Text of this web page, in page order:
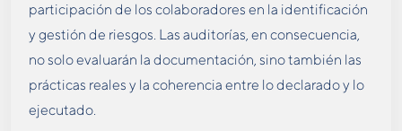
participación de los colaboradores en la identificación
y gestión de riesgos. Las auditorías, en consecuencia,
no solo evaluarán la documentación, sino también las
prácticas reales y la coherencia entre lo declarado y lo
ejecutado.